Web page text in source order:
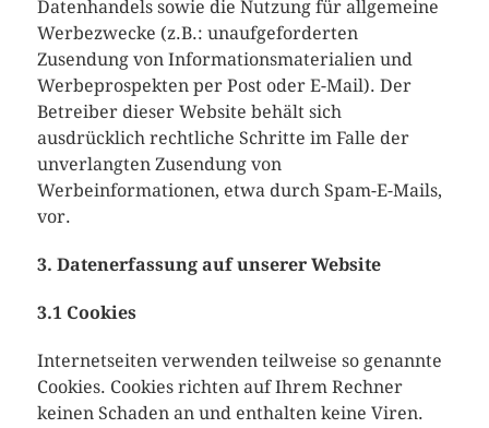
Datenhandels sowie die Nutzung für allgemeine
Werbezwecke (z.B.: unaufgeforderten
Zusendung von Informationsmaterialien und
Werbeprospekten per Post oder E-Mail). Der
Betreiber dieser Website behält sich
ausdrücklich rechtliche Schritte im Falle der
unverlangten Zusendung von
Werbeinformationen, etwa durch Spam-E-Mails,
vor.
3. Datenerfassung auf unserer Website
3.1 Cookies
Internetseiten verwenden teilweise so genannte
Cookies. Cookies richten auf Ihrem Rechner
keinen Schaden an und enthalten keine Viren.